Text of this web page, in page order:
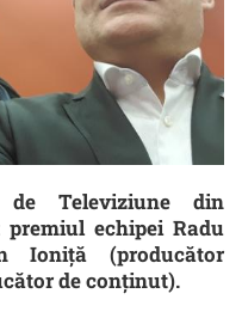
de Televiziune din
echipei Radu
Ioniță (producător
de conținut).